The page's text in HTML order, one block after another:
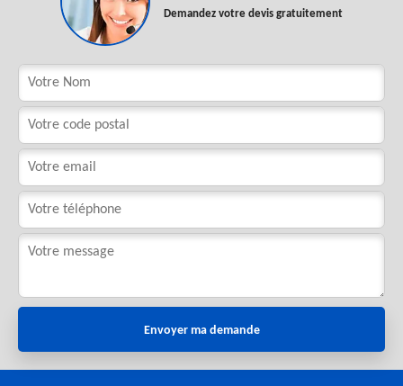
Demandez votre devis gratuitement